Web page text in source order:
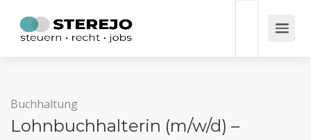
Buchhaltung
Lohnbuchhalterin (m/w/d) –